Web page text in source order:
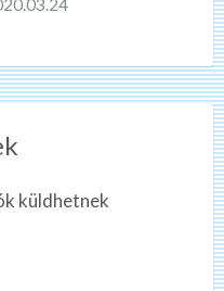
küldhetnek